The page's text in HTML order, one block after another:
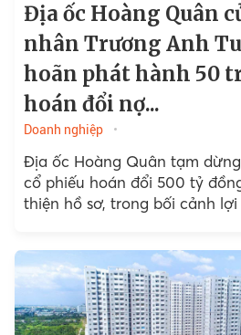
Địa ốc Hoàng Quân
nhân Trương Anh
hoãn phát hành 50
hoán đổi nợ...
Doanh nghiệp
Địa ốc Hoàng Quân tạm
cổ phiếu hoán đổi 500 tỷ
thiện hồ sơ, trong bối cảnh